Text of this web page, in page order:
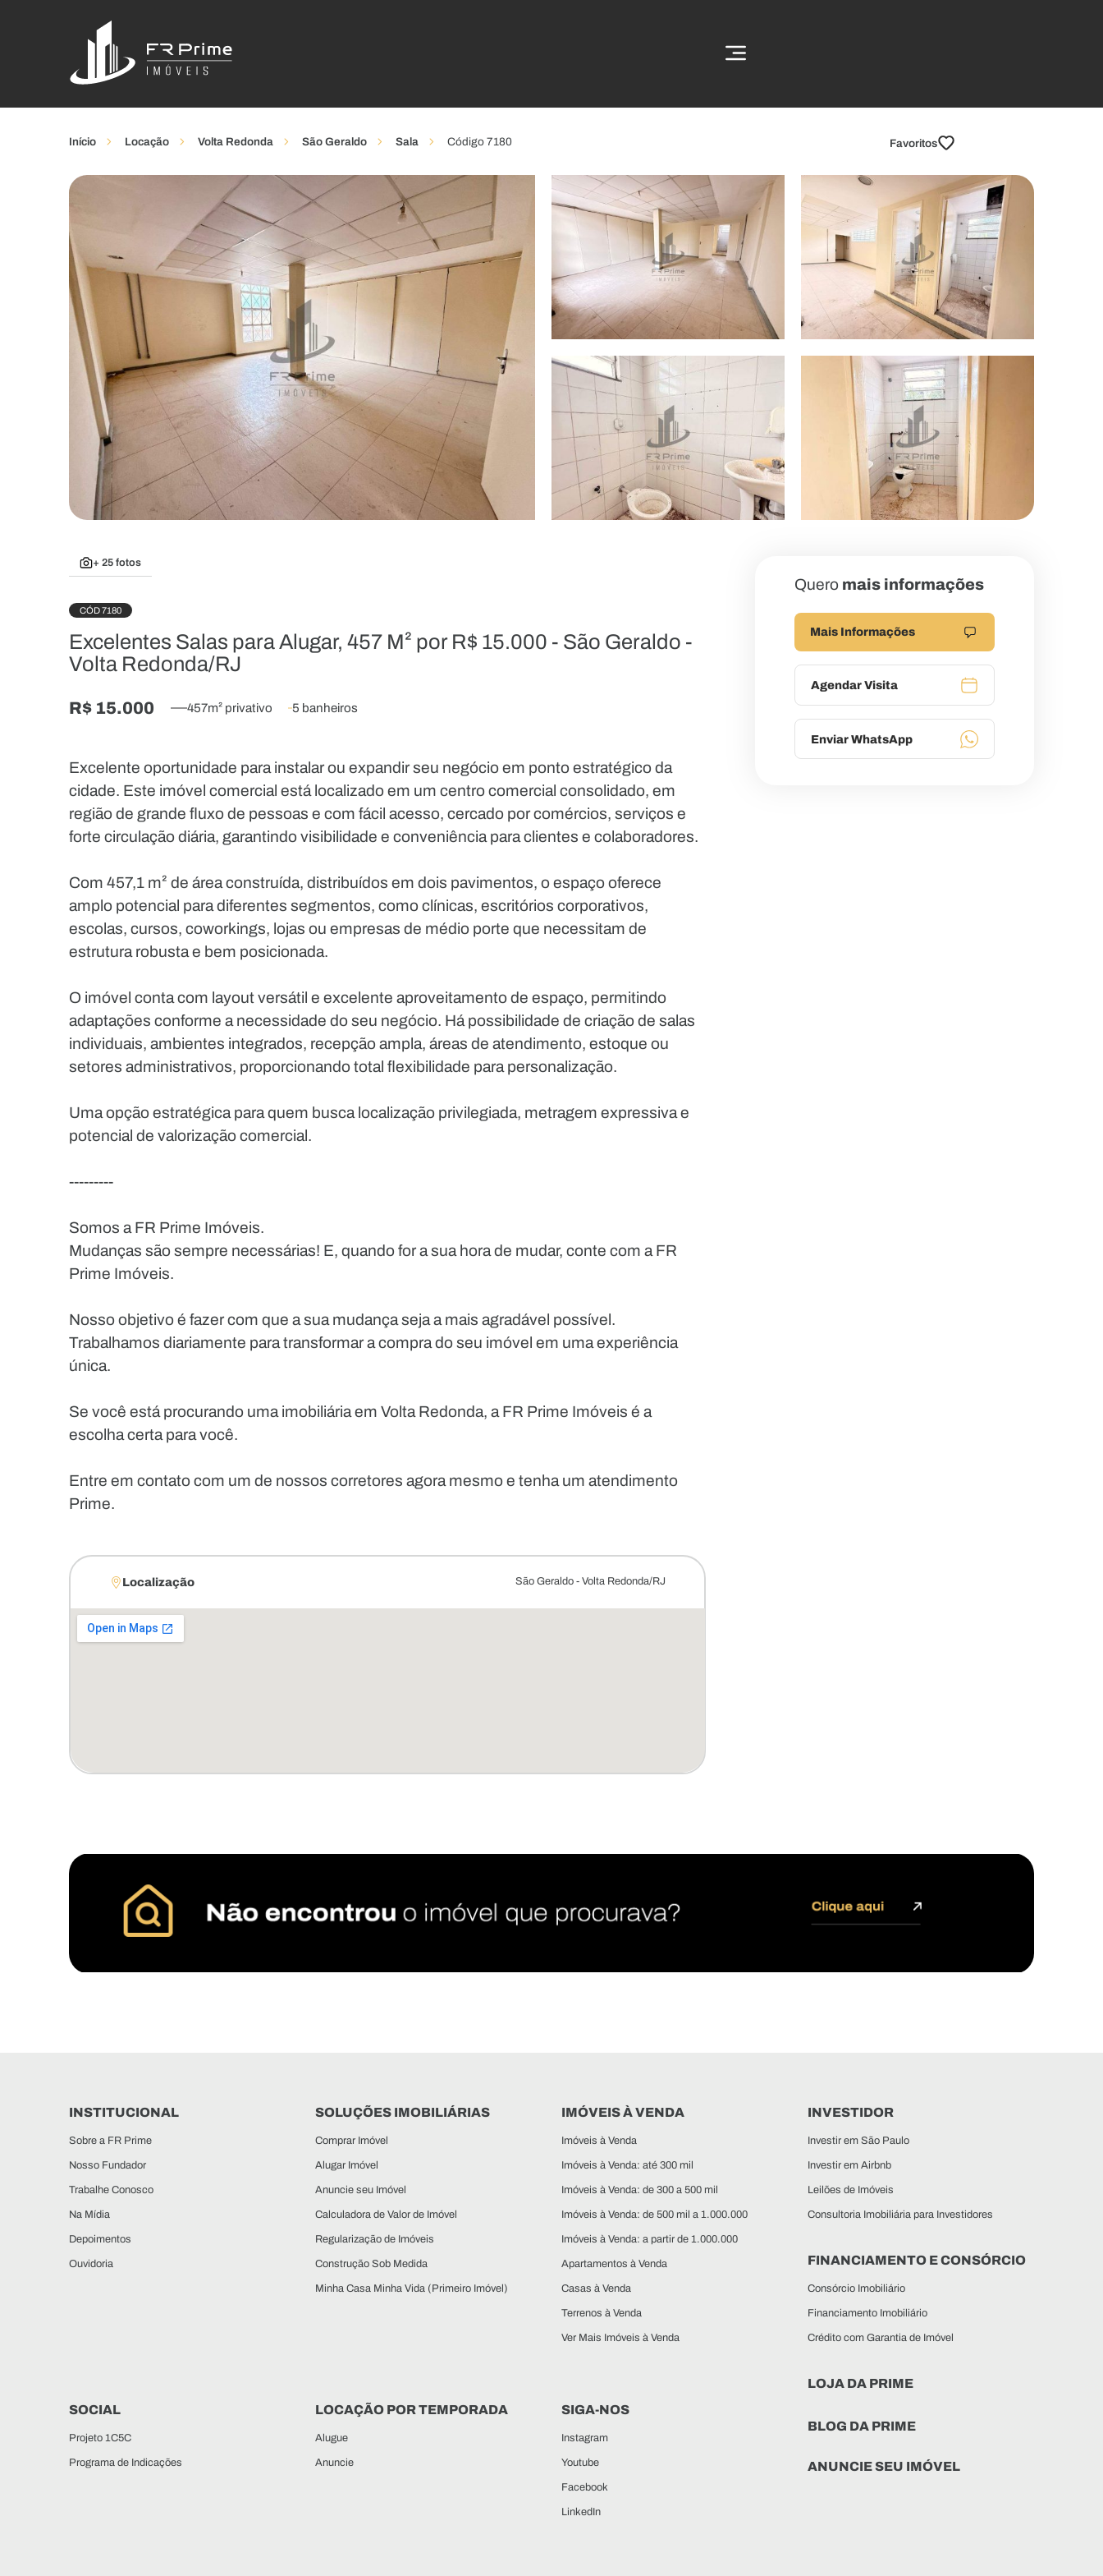
Início Locação Volta Redonda São Geraldo Sala Código 7180 Favoritos
+ 25 fotos
CÓD 7180
Excelentes Salas para Alugar, 457 M² por R$ 15.000 - São Geraldo -
Volta Redonda/RJ
R$ 15.000 457m² privativo 5 banheiros
Excelente oportunidade para instalar ou expandir seu negócio em ponto estratégico da
cidade. Este imóvel comercial está localizado em um centro comercial consolidado, em
região de grande fluxo de pessoas e com fácil acesso, cercado por comércios, serviços e
forte circulação diária, garantindo visibilidade e conveniência para clientes e colaboradores.
Com 457,1 m² de área construída, distribuídos em dois pavimentos, o espaço oferece
amplo potencial para diferentes segmentos, como clínicas, escritórios corporativos,
escolas, cursos, coworkings, lojas ou empresas de médio porte que necessitam de
estrutura robusta e bem posicionada.
O imóvel conta com layout versátil e excelente aproveitamento de espaço, permitindo
adaptações conforme a necessidade do seu negócio. Há possibilidade de criação de salas
individuais, ambientes integrados, recepção ampla, áreas de atendimento, estoque ou
setores administrativos, proporcionando total flexibilidade para personalização.
Uma opção estratégica para quem busca localização privilegiada, metragem expressiva e
potencial de valorização comercial.
---------
Somos a FR Prime Imóveis.
Mudanças são sempre necessárias! E, quando for a sua hora de mudar, conte com a FR
Prime Imóveis.
Nosso objetivo é fazer com que a sua mudança seja a mais agradável possível.
Trabalhamos diariamente para transformar a compra do seu imóvel em uma experiência
única.
Se você está procurando uma imobiliária em Volta Redonda, a FR Prime Imóveis é a
escolha certa para você.
Entre em contato com um de nossos corretores agora mesmo e tenha um atendimento
Prime.
Localização São Geraldo - Volta Redonda/RJ
Quero mais informações
Mais Informações
Agendar Visita
Enviar WhatsApp
INSTITUCIONAL
Sobre a FR Prime
Nosso Fundador
Trabalhe Conosco
Na Mídia
Depoimentos
Ouvidoria
SOLUÇÕES IMOBILIÁRIAS
Comprar Imóvel
Alugar Imóvel
Anuncie seu Imóvel
Calculadora de Valor de Imóvel
Regularização de Imóveis
Construção Sob Medida
Minha Casa Minha Vida (Primeiro Imóvel)
IMÓVEIS À VENDA
Imóveis à Venda
Imóveis à Venda: até 300 mil
Imóveis à Venda: de 300 a 500 mil
Imóveis à Venda: de 500 mil a 1.000.000
Imóveis à Venda: a partir de 1.000.000
Apartamentos à Venda
Casas à Venda
Terrenos à Venda
Ver Mais Imóveis à Venda
SOCIAL
Projeto 1C5C
Programa de Indicações
LOCAÇÃO POR TEMPORADA
Alugue
Anuncie
SIGA-NOS
Instagram
Youtube
Facebook
LinkedIn
INVESTIDOR
Investir em São Paulo
Investir em Airbnb
Leilões de Imóveis
Consultoria Imobiliária para Investidores
FINANCIAMENTO E CONSÓRCIO
Consórcio Imobiliário
Financiamento Imobiliário
Crédito com Garantia de Imóvel
LOJA DA PRIME
BLOG DA PRIME
ANUNCIE SEU IMÓVEL